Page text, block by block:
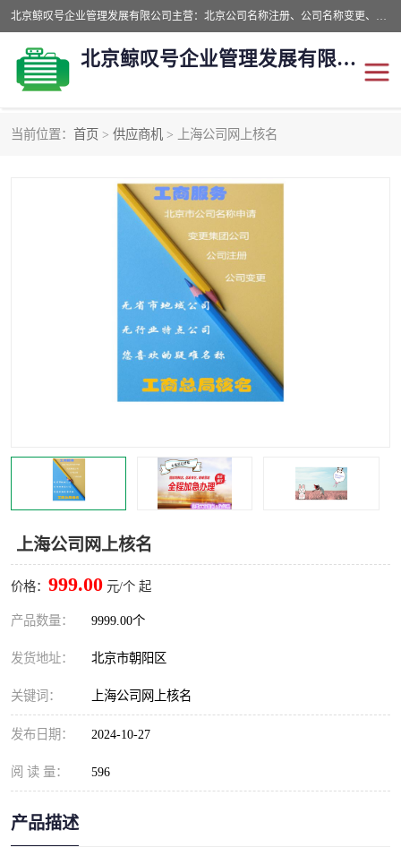
北京鲸叹号企业管理发展有限公司主营：北京公司名称注册、公司名称变更、公司名称去掉省市地域、国字头公司注册、中字头公司注册、总局核名注册等业务，全国统一热线电话：*。北京鲸叹号企业管理发展有限公司在职员工51人，我们有zui好的产品和技术团队，我们为客户提供较好的产品，良好的技术支持，健全的售后服务。
北京鲸叹号企业管理发展有限公司
当前位置： 首页 > 供应商机 > 上海公司网上核名
上海公司网上核名
价格： 999.00 元/个 起
产品数量： 9999.00个
发货地址： 北京市朝阳区
关键词： 上海公司网上核名
发布日期： 2024-10-27
阅 读 量： 596
产品描述
营业执照
公司转让